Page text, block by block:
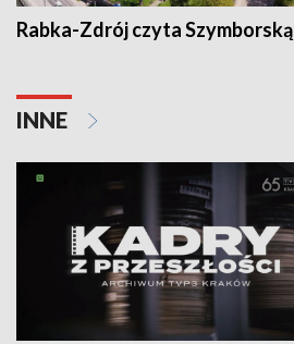
Rabka-Zdrój czyta Szymborską
INNE